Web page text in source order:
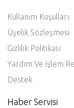
Kullanım Koşulları
Üyelik Sözleşmesi
Gizlilik Politikası
Yardım Ve İşlem
Destek
Haber Servisi